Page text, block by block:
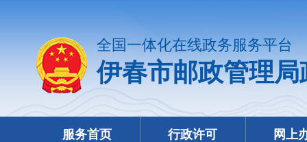
全国一体化在线政务服务平台
伊春市邮政管理
服务首页 行政许可 网上